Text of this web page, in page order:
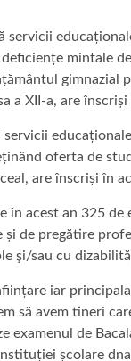
servicii
mintale
gimnazial
a XII-a, are
servicii
oferta de
are înscriși în
în acest an 325
de pregătire
şi/sau cu
iar
să avem tineri
examenul de
școlare